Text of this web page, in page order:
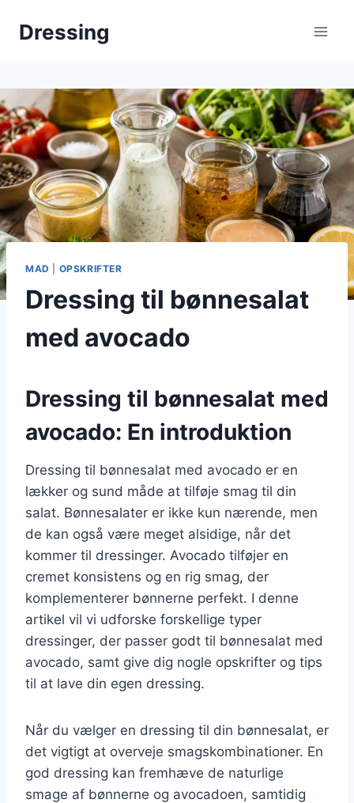
Dressing
MAD OPSKRIFTER
Dressing til bønnesalat
med avocado
Dressing til bønnesalat med
avocado: En introduktion
Dressing til bønnesalat med avocado er en
lækker og sund måde at tilføje smag til din
salat. Bønnesalater er ikke kun nærende, men
de kan også være meget alsidige, når det
kommer til dressinger. Avocado tilføjer en
cremet konsistens og en rig smag, der
komplementerer bønnerne perfekt. I denne
artikel vil vi udforske forskellige typer
dressinger, der passer godt til bønnesalat med
avocado, samt give dig nogle opskrifter og tips
til at lave din egen dressing.
Når du vælger en dressing til din bønnesalat, er
det vigtigt at overveje smagskombinationer. En
god dressing kan fremhæve de naturlige
smage af bønnerne og avocadoen, samtidig